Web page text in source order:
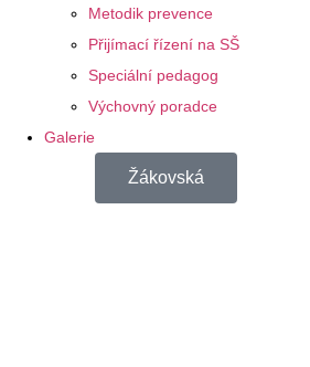
Metodik prevence
Přijímací řízení na SŠ
Speciální pedagog
Výchovný poradce
Galerie
Žákovská